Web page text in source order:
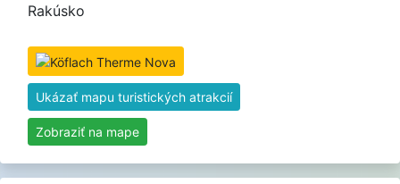
Rakúsko
Ukázať mapu turistických atrakcií
Zobraziť na mape